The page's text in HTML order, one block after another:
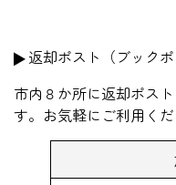
返却ポスト（ブック
市内８か所に返却ポス
す。お気軽にご利用くだ